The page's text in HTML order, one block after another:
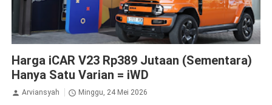
Harga iCAR V23 Rp389 Jutaan (Sementara)
Hanya Satu Varian = iWD
Arviansyah Minggu, 24 Mei 2026